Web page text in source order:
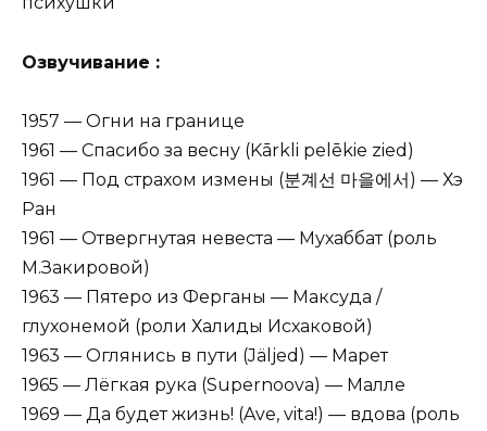
Озвучивание :
1957 — Огни на границе
1961 — Спасибо за весну (Kārkli pelēkie zied)
1961 — Под страхом измены (분계선 마을에서) — Хэ
Ран
1961 — Отвергнутая невеста — Мухаббат (роль
М.Закировой)
1963 — Пятеро из Ферганы — Максуда /
глухонемой (роли Халиды Исхаковой)
1963 — Оглянись в пути (Jäljed) — Марет
1965 — Лёгкая рука (Supernoova) — Малле
1969 — Да будет жизнь! (Ave, vita!) — вдова (роль